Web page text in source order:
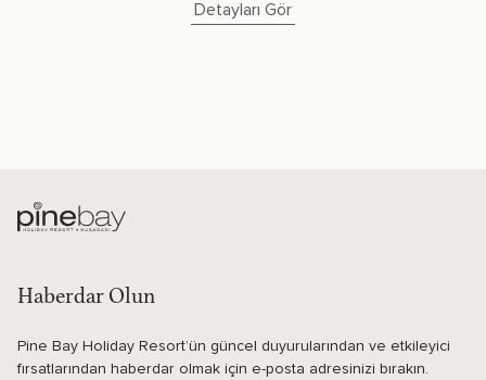
Detayları Gör
Haberdar Olun
Pine Bay Holiday Resort’ün güncel duyurularından ve etkileyici
fırsatlarından haberdar olmak için e-posta adresinizi bırakın.